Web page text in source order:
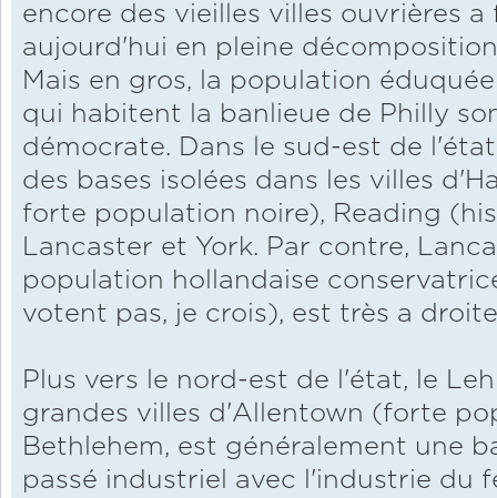
encore des vieilles villes ouvrières
aujourd'hui en pleine
Mais en gros, la population
qui habitent la banlieue de Philly
démocrate. Dans le sud-est de
des bases isolées dans les villes
forte population noire), Reading
Lancaster et York. Par contre,
population hollandaise
votent pas, je crois), est très a
Plus vers le nord-est de l'état, le
grandes villes d'Allentown (forte
Bethlehem, est généralement une
passé industriel avec l'industrie du